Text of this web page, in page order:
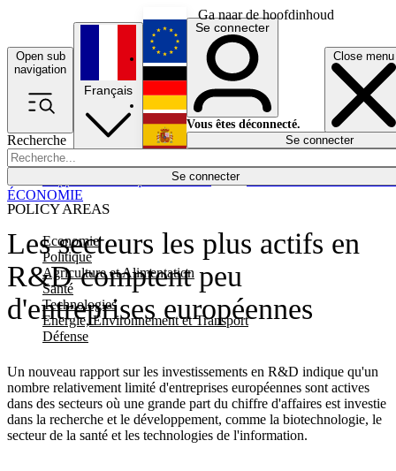
Ga naar de hoofdinhoud
Open sub
navigation
Close menu
Recherche
Se connecter
POLICY AREAS
Economie
Politique
Agriculture et Alimentation
Santé
Technologies
Energie, Environnement et Transport
Défense
Économie
Français
English
Deutsch
Español
Se connecter
Vous êtes déconnecté.
Se connecter
Les secteurs les plus actifs en
R&D comptent peu
d'entreprises européennes
Un nouveau rapport sur les investissements en R&D indique qu'un
nombre relativement limité d'entreprises européennes sont actives
dans des secteurs où une grande part du chiffre d'affaires est investie
dans la recherche et le développement, comme la biotechnologie, le
secteur de la santé et les technologies de l'information.
ÉCONOMIE